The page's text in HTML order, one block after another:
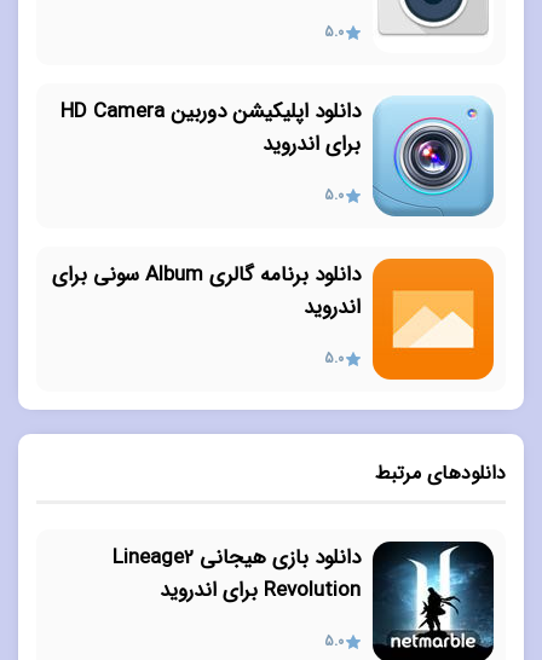
دانلودهای مرتبط
دانلود بازی هیجانی Lineage2
Revolution برای اندروید
5.0
5.0
دانلود اپلیکیشن دوربین HD Camera
برای اندروید
5.0
دانلود برنامه گالری Album سونی برای
اندروید
5.0